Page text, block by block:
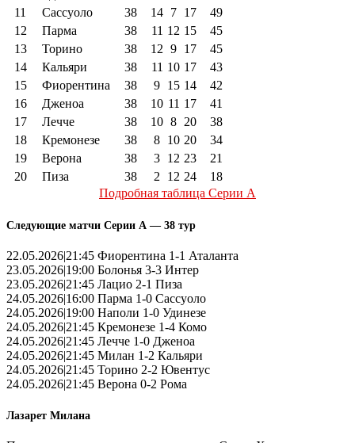
11
Сассуоло 38 14 7 17
49
12
Парма 38 11 12 15
45
13
Торино 38 12 9 17
45
14
Кальяри 38 11 10 17
43
15
Фиорентина 38 9 15 14
42
16
Дженоа 38 10 11 17
41
17
Лечче 38 10 8 20
38
18
Кремонезе 38 8 10 20
34
19
Верона 38 3 12 23
21
20
Пиза 38 2 12 24
18
Подробная таблица Серии А
Следующие матчи Серии А — 38 тур
22.05.2026|21:45 Фиорентина 1-1 Аталанта
23.05.2026|19:00 Болонья 3-3 Интер
23.05.2026|21:45 Лацио 2-1 Пиза
24.05.2026|16:00 Парма 1-0 Сассуоло
24.05.2026|19:00 Наполи 1-0 Удинезе
24.05.2026|21:45 Кремонезе 1-4 Комо
24.05.2026|21:45 Лечче 1-0 Дженоа
24.05.2026|21:45 Милан 1-2 Кальяри
24.05.2026|21:45 Торино 2-2 Ювентус
24.05.2026|21:45 Верона 0-2 Рома
Лазарет Милана